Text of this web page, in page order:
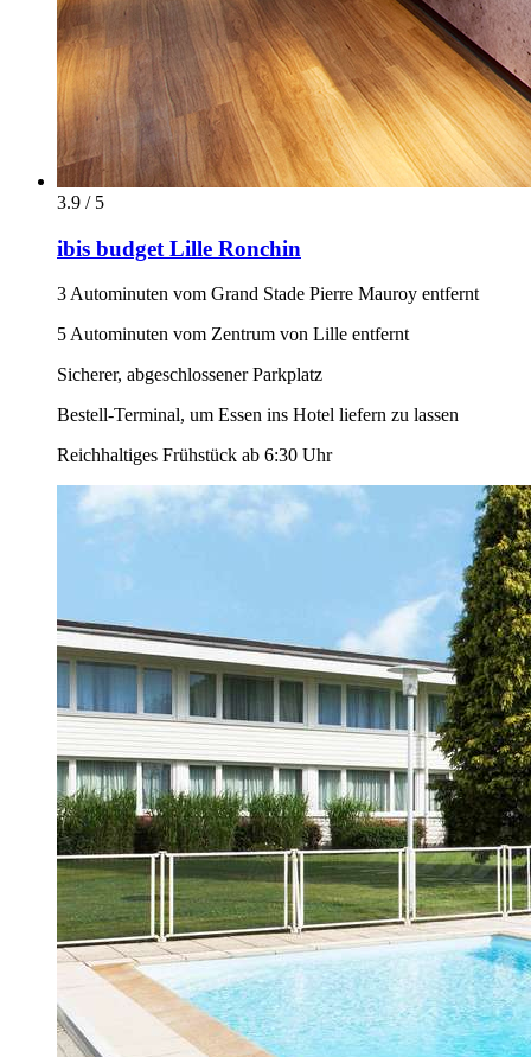
3.9 / 5
ibis budget Lille Ronchin
3 Autominuten vom Grand Stade Pierre Mauroy entfernt
5 Autominuten vom Zentrum von Lille entfernt
Sicherer, abgeschlossener Parkplatz
Bestell-Terminal, um Essen ins Hotel liefern zu lassen
Reichhaltiges Frühstück ab 6:30 Uhr